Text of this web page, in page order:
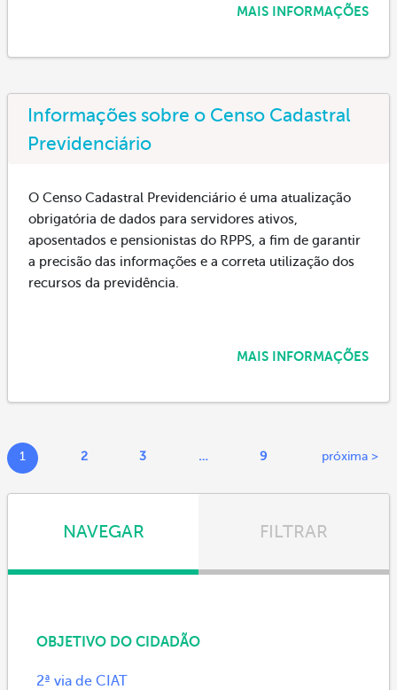
MAIS INFORMAÇÕES
Informações sobre o Censo Cadastral
Previdenciário
O Censo Cadastral Previdenciário é uma atualização
obrigatória de dados para servidores ativos,
aposentados e pensionistas do RPPS, a fim de garantir
a precisão das informações e a correta utilização dos
recursos da previdência.
MAIS INFORMAÇÕES
1 2 3 … 9 próxima >
NAVEGAR FILTRAR
OBJETIVO DO CIDADÃO
2ª via de CIAT